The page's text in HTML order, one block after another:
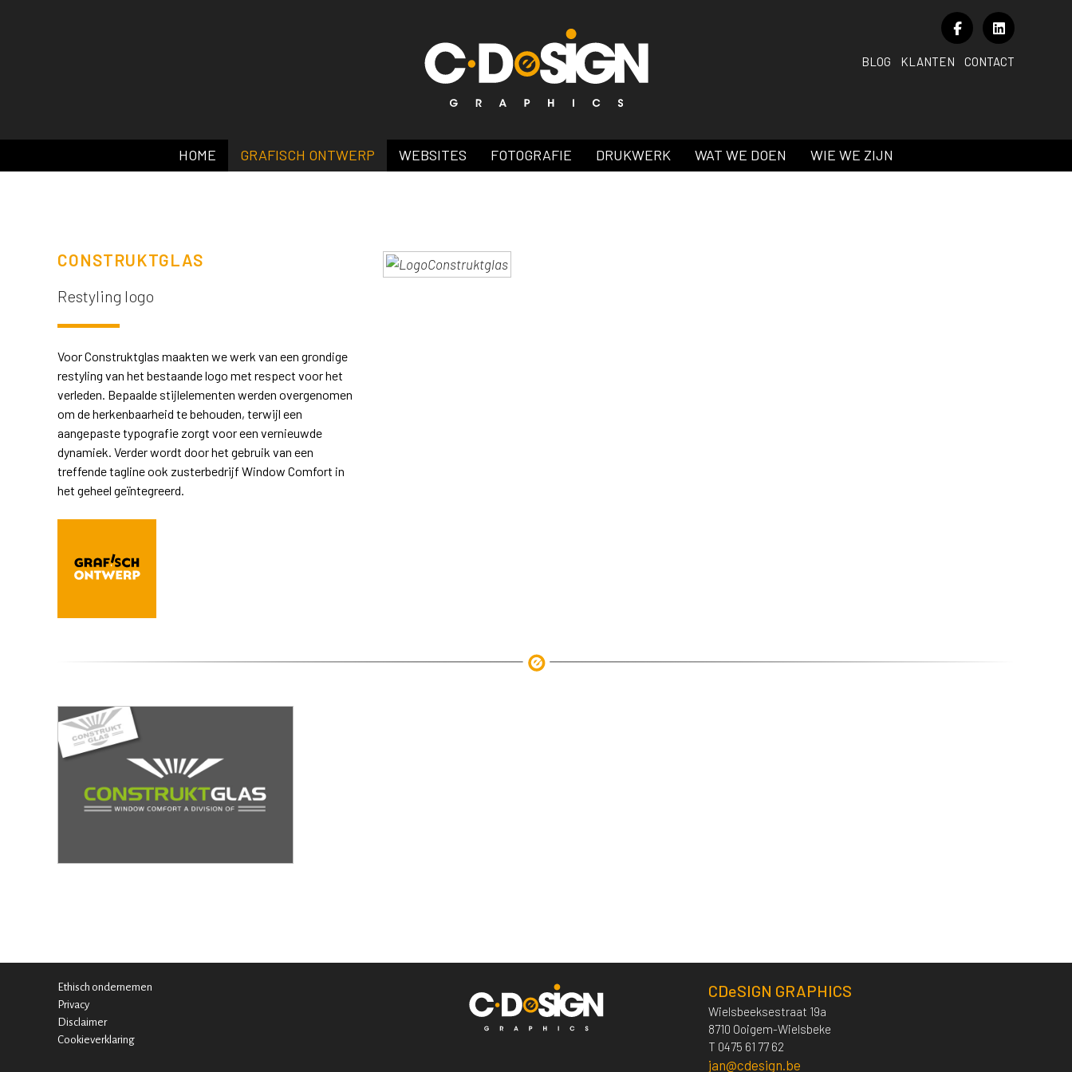
BLOG KLANTEN CONTACT
HOME GRAFISCH ONTWERP WEBSITES FOTOGRAFIE DRUKWERK WAT WE DOEN WIE WE ZIJN
CONSTRUKTGLAS
Restyling logo
Voor Construktglas maakten we werk van een grondige
restyling van het bestaande logo met respect voor het
verleden. Bepaalde stijlelementen werden overgenomen
om de herkenbaarheid te behouden, terwijl een
aangepaste typografie zorgt voor een vernieuwde
dynamiek. Verder wordt door het gebruik van een
treffende tagline ook zusterbedrijf Window Comfort in
het geheel geïntegreerd.
Ethisch ondernemen
Privacy
Disclaimer
Cookieverklaring
CDeSIGN GRAPHICS
Wielsbeeksestraat 19a
8710 Ooigem-Wielsbeke
T 0475 61 77 62
jan@cdesign.be